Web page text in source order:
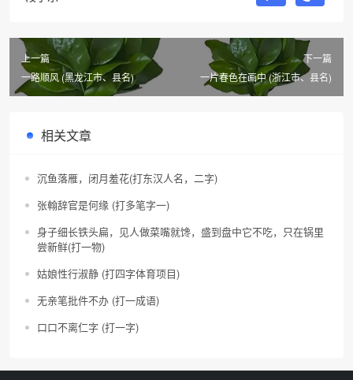
上一篇
一路顺风 (黑龙江市、县名)
下一篇
一片春色在画中 (浙江市、县名)
相关文章
沉鱼落雁，闭月羞花(打东汉人名，二字)
张翰辞官是何缘 (打多笔字一)
身子细长铁头扁，见人做菜嘴就馋，盛到盘中它不吃，只在锅里
尝新鲜(打一物)
姑娘性行淑静 (打四字体育项目)
无亲笔批件不办 (打一成语)
口口不离仁字 (打一字)